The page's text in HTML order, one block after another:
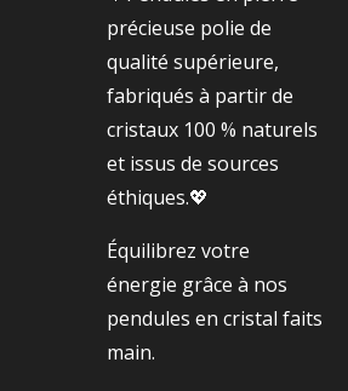
précieuse polie de
qualité supérieure,
fabriqués à partir de
cristaux 100 % naturels
et issus de sources
éthiques.💖
Équilibrez votre
énergie grâce à nos
pendules en cristal faits
main.